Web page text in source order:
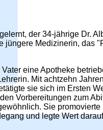
der 34-jährige Dr.
Medizinerin,
eine Apotheke
Mit achtzehn
sie sich im Ersten
Vorbereitungen zum
Sie
und legte Wert